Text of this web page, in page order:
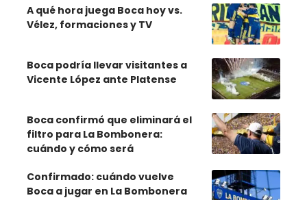
A qué hora juega Boca hoy vs.
Vélez, formaciones y TV
Boca podría llevar visitantes a
Vicente López ante Platense
Boca confirmó que eliminará el
filtro para La Bombonera:
cuándo y cómo será
Confirmado: cuándo vuelve
Boca a jugar en La Bombonera